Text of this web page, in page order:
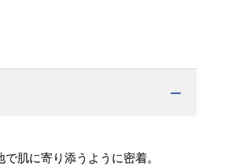
肌に寄り添うように密着。